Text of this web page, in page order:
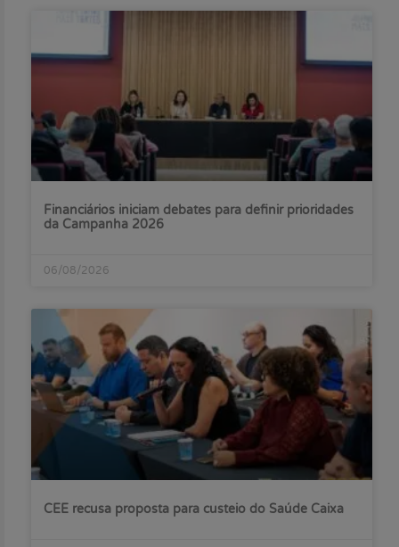
Financiários iniciam debates para definir prioridades
da Campanha 2026
06/08/2026
CEE recusa proposta para custeio do Saúde Caixa